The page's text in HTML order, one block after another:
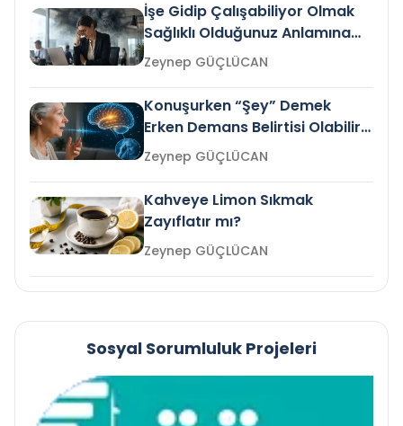
İşe Gidip Çalışabiliyor Olmak
Sağlıklı Olduğunuz Anlamına
Gelir mi?Zeynep GÜÇLÜCAN
Konuşurken “Şey” Demek
Erken Demans Belirtisi Olabilir
mi?
Zeynep GÜÇLÜCAN
Kahveye Limon Sıkmak
Zayıflatır mı?
Zeynep GÜÇLÜCAN
Sosyal Sorumluluk Projeleri